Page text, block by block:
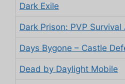
Dark Exile
Dark Prison: PVP
Days Bygone – Castle
Dead by Daylight Mobile